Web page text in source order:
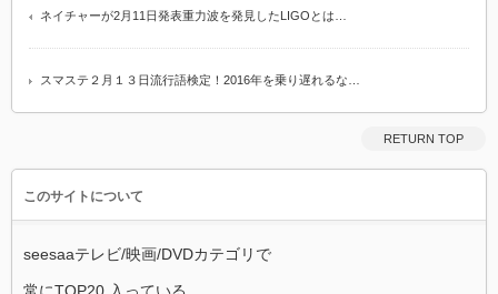
ネイチャーが2月11日発表重力波を発見したLIGOとは…
スマステ２月１３日流行語検定！2016年を乗り遅れるな…
RETURN TOP
このサイトについて
seesaaテレビ/映画/DVDカテゴリで